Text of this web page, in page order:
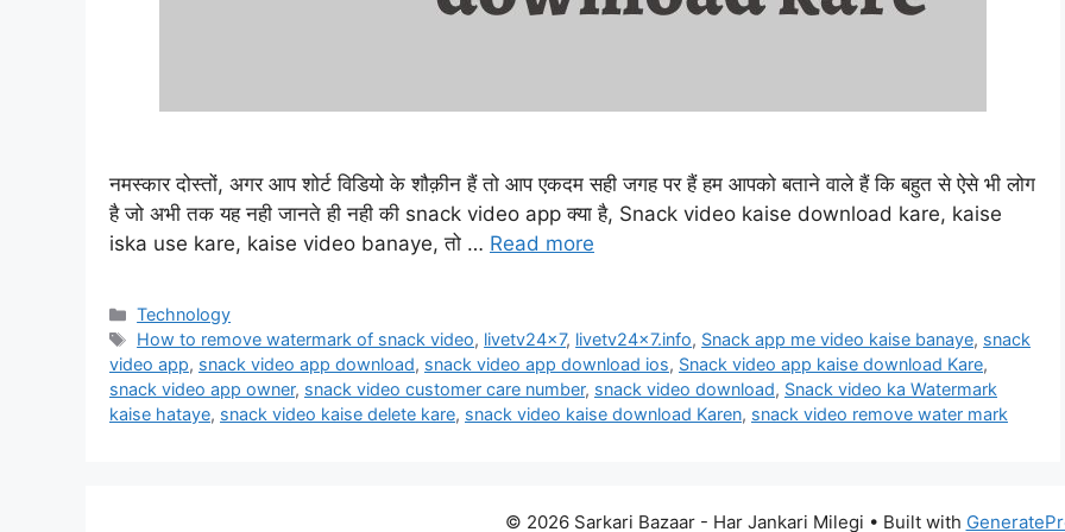
नमस्कार दोस्तों, अगर आप शोर्ट विडियो के शौक़ीन हैं तो आप एकदम सही जगह पर हैं हम आपको बताने वाले हैं कि बहुत से ऐसे भी लोग
है जो अभी तक यह नही जानते ही नही की snack video app क्या है, Snack video kaise download kare, kaise
iska use kare, kaise video banaye, तो … Read more
Categories
Technology
Tags
How to remove watermark of snack video, livetv24x7, livetv24x7.info, Snack app me video kaise banaye, snack
video app, snack video app download, snack video app download ios, Snack video app kaise download Kare,
snack video app owner, snack video customer care number, snack video download, Snack video ka Watermark
kaise hataye, snack video kaise delete kare, snack video kaise download Karen, snack video remove water mark
© 2026 Sarkari Bazaar - Har Jankari Milegi • Built with